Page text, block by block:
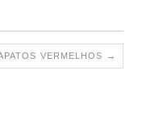
VERMELHOS →